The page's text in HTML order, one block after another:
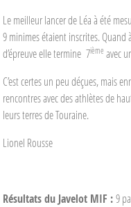
Le meilleur lancer de Léa à été
9 minimes étaient inscrites.
d’épreuve elle termine 7ième avec
C’est certes un peu déçues, mais
rencontres avec des athlètes de
leurs terres de Touraine.
Lionel Rousse
Résultats du Javelot MIF :9